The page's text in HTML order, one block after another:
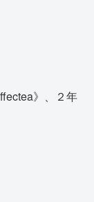
》、２年